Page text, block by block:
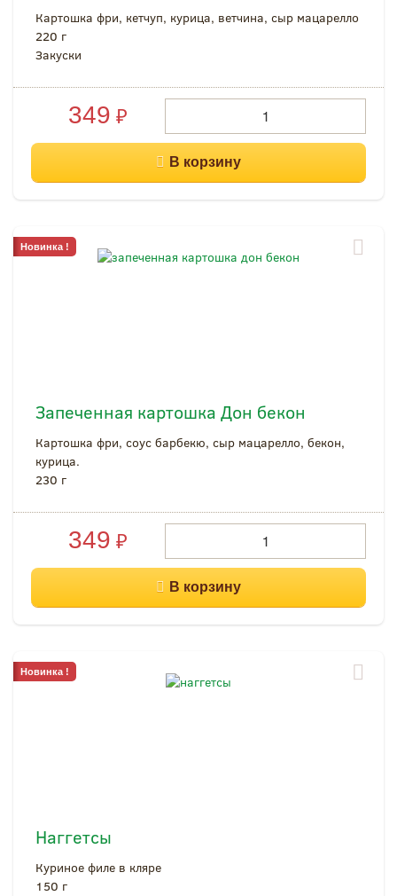
Картошка фри, кетчуп, курица, ветчина, сыр мацарелло
220 г
Закуски
349 ₽
Запеченная картошка Дон бекон
Картошка фри, соус барбекю, сыр мацарелло, бекон,
курица.
230 г
349 ₽
Новинка !
Наггетсы
Куриное филе в кляре
150 г
Новинка !